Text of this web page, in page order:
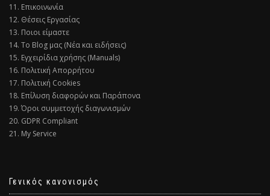
11. Επικοινωνία
12. Θέσεις Εργασίας
13. Ποιοι είμαστε
14. Το Blog μας (Νέα και ειδήσεις)
15. Εγχειρίδια χρήσης (Manuals)
16. Πολιτική Απορρήτου
17. Πολιτική Cookies
18. Επίλυση διαφορών και Παράπονα
19. Όροι συμμετοχής διαγωνισμών
20. GDPR Compliant
21. My Service
Γενικός κανονισμός